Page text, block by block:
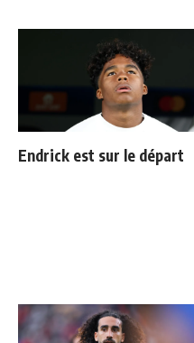
Endrick est sur le départ